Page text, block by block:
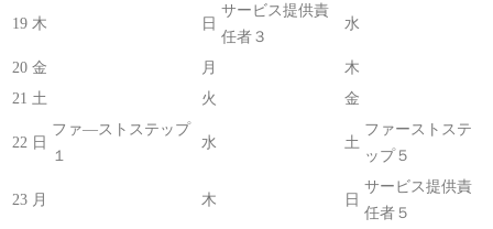
19 木 日
サービス提供責
任者３
水
20 金 月
木
21 土 火 金
22 日
ファ―ストステップ
１
水 土
ファーストステ
ップ５
23 月 木 日
サービス提供責
任者５